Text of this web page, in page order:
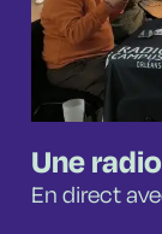
Une
En direct